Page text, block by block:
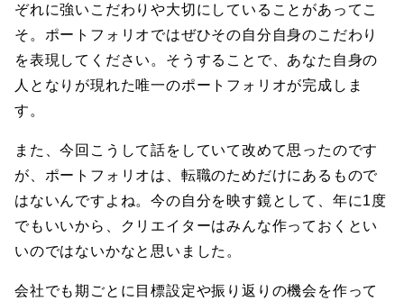
ぞれに強いこだわりや大切にしていることがあってこ
そ。ポートフォリオではぜひその自分自身のこだわり
を表現してください。そうすることで、あなた自身の
人となりが現れた唯一のポートフォリオが完成しま
す。
また、今回こうして話をしていて改めて思ったのです
が、ポートフォリオは、転職のためだけにあるもので
はないんですよね。今の自分を映す鏡として、年に1度
でもいいから、クリエイターはみんな作っておくとい
いのではないかなと思いました。
会社でも期ごとに目標設定や振り返りの機会を作って